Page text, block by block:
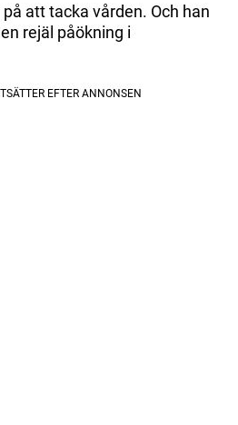
att tacka vården. Och han
rejäl påökning i